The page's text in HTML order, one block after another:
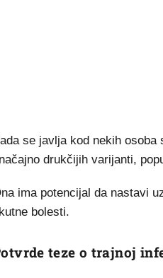
se javlja kod nekih
drukčijih varijanti,
ima potencijal da nastavi
bolesti.
teze o trajnoj